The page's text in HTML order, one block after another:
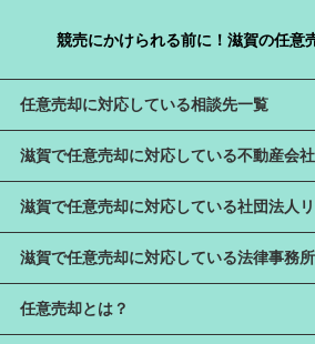
競売にかけられる前に！滋賀の任意
任意売却に対応している相談先一覧
滋賀で任意売却に対応している不動産会
滋賀で任意売却に対応している社団法人
滋賀で任意売却に対応している法律事務
任意売却とは？